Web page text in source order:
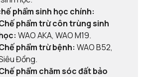
phẩm sinh học chính:
phẩm trừ côn trùng sinh
WAO AKA, WAO M19.
phẩm trừ bệnh: WAO B52,
Đồng.
phẩm chăm sóc đất bảo